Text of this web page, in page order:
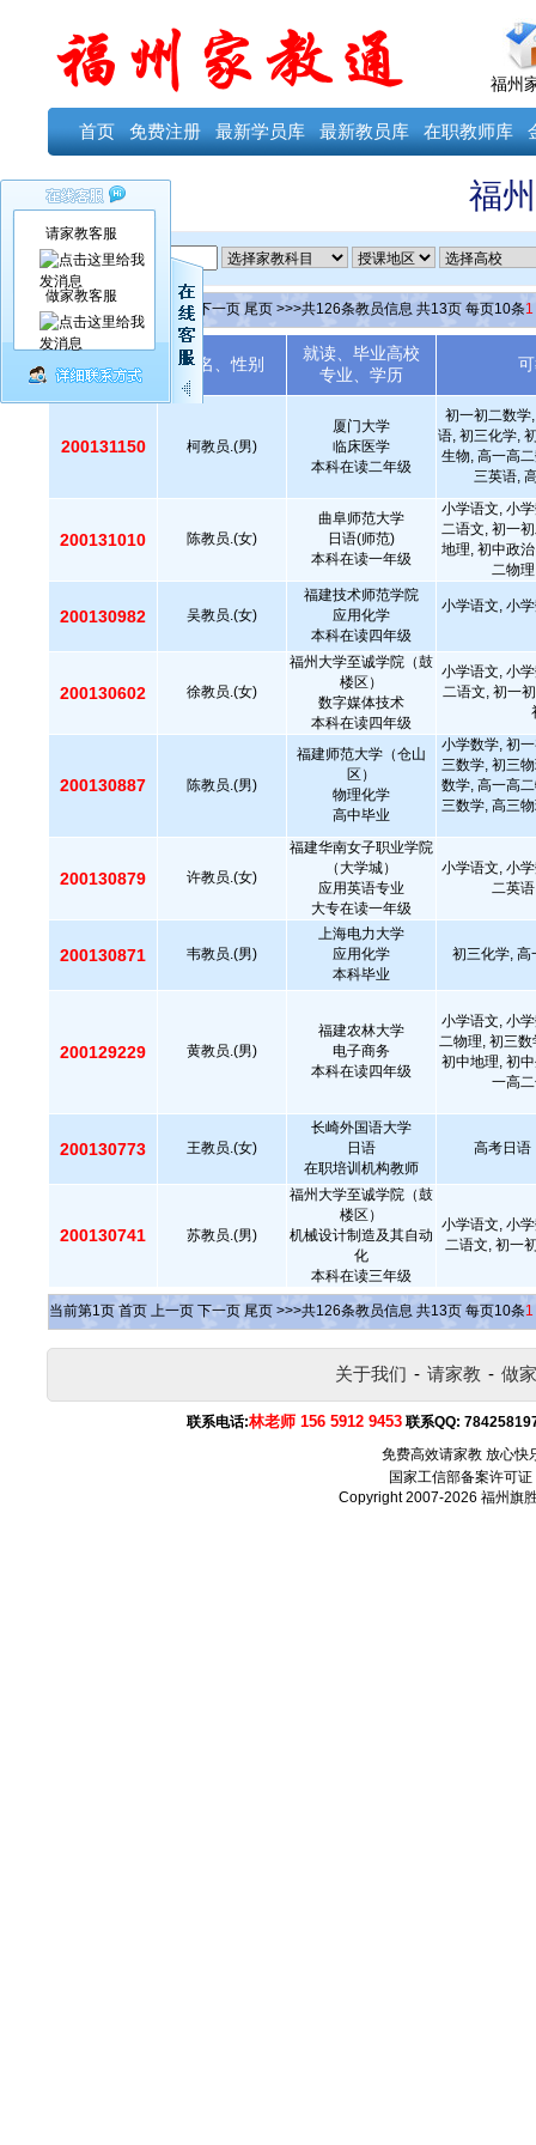
福州
首页 免费注册 最新学员库 最新教员库 在职教师库
福
ID
当前第 上一页 下一页 尾页 >>>共126条教员信息 共13页 每页10条1
教员编号 姓名、性别
就读、毕业高校
专业、学历
200131150 柯教员.(男)
厦门大学
临床医学
本科在读二年级
初一初二数学
语, 初三化学,
生物, 高一高
三英语,
200131010 陈教员.(女)
曲阜师范大学
日语(师范)
本科在读一年级
小学语文, 小
二语文, 初一
地理, 初中政
二物
200130982 吴教员.(女)
福建技术师范学院
应用化学
本科在读四年级
小学语文, 小
200130602 徐教员.(女)
福州大学至诚学院（鼓
楼区）
数字媒体技术
本科在读四年级
小学语文, 小
二语文, 初一
200130887 陈教员.(男)
福建师范大学（仓山
区）
物理化学
高中毕业
小学数学, 初
三数学, 初三
数学, 高一高
三数学, 高三
200130879 许教员.(女)
福建华南女子职业学院
（大学城）
应用英语专业
大专在读一年级
小学语文, 小
二英
200130871 韦教员.(男)
上海电力大学
应用化学
本科毕业
初三化学, 高
200129229 黄教员.(男)
福建农林大学
电子商务
本科在读四年级
小学语文, 小
二物理, 初三
初中地理, 初
一高
200130773 王教员.(女)
长崎外国语大学
日语
在职培训机构教师
高考日语
200130741 苏教员.(男)
福州大学至诚学院（鼓
楼区）
机械设计制造及其自动
化
本科在读三年级
小学语文, 小
二语文, 初一
当前第1页 首页 上一页 下一页 尾页 >>>共126条教员信息 共13页 每页10条1
关于我们 - 请家教 - 做
联系电话:林老师 156 5912 9453 联系QQ:
免费高效请家教 放心快
请家教客服
做家教客服
国家工信部备案许可证
Copyright 2007-2026 福州旗